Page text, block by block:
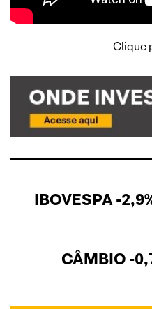
Clique
IBOVESPA -
CÂMBIO -